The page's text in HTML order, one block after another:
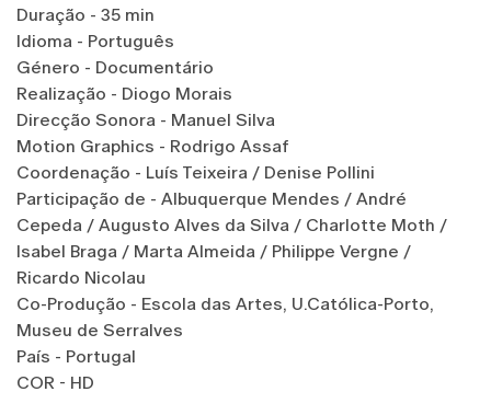
Duração - 35 min
Idioma - Português
Género - Documentário
Realização - Diogo Morais
Direcção Sonora - Manuel Silva
Motion Graphics - Rodrigo Assaf
Coordenação - Luís Teixeira / Denise Pollini
Participação de - Albuquerque Mendes / André
Cepeda / Augusto Alves da Silva / Charlotte Moth /
Isabel Braga / Marta Almeida / Philippe Vergne /
Ricardo Nicolau
Co-Produção - Escola das Artes, U.Católica-Porto,
Museu de Serralves
País - Portugal
COR - HD